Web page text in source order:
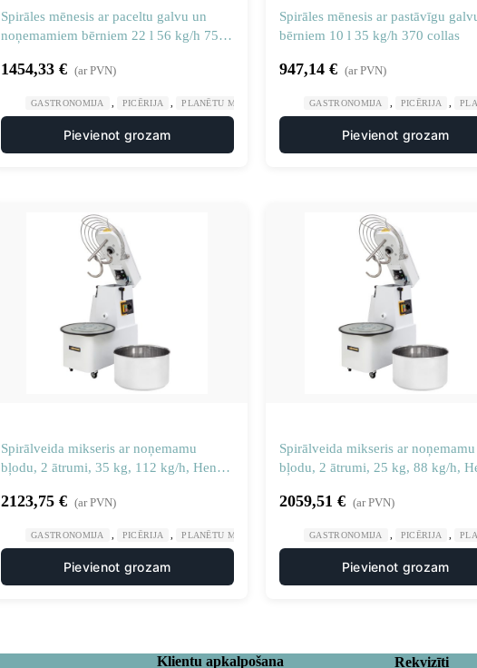
Spirāles mēnesis ar paceltu galvu un
noņemamiem bērniem 22 l 56 kg/h 750
1454,33 € (ar PVN)
GASTRONOMIJA PICĒRIJA PLANĒTU MĪKLAS MAISĪTĀJI
Pievienot grozam
Spirāles mēnesis ar pastāvīgu
bērniem 10 l 35 kg/h 370 collas
947,14 € (ar PVN)
GASTRONOMIJA PICĒRIJA
Pievienot grozam
Spirālveida mikseris ar noņemamu
bļodu, 2 ātrumi, 35 kg, 112 kg/h, Hendi
2123,75 € (ar PVN)
GASTRONOMIJA PICĒRIJA PLANĒTU MĪKLAS MAISĪTĀJI
Pievienot grozam
Spirālveida mikseris ar noņemamu
bļodu, 2 ātrumi, 25 kg, 88 kg/h,
2059,51 € (ar PVN)
GASTRONOMIJA PICĒRIJA
Pievienot grozam
Klientu apkalpošana Rekvizīti